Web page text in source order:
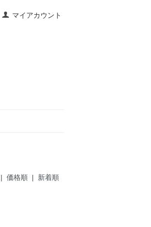
マイアカウント
| 価格順 | 新着順